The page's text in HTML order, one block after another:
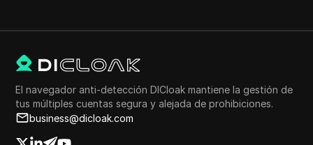
El navegador anti-detección DICloak mantiene la gestión de
tus múltiples cuentas segura y alejada de prohibiciones.
business@dicloak.com